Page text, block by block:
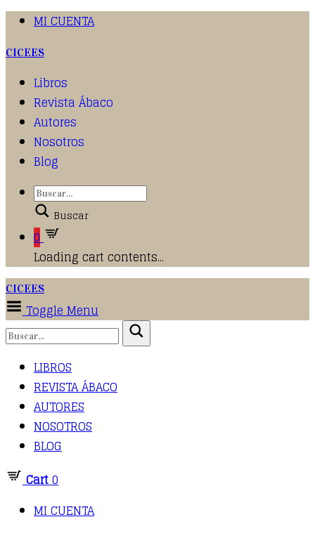
MI CUENTA
CICEES
Libros
Revista Ábaco
Autores
Nosotros
Blog
Buscar
0
Loading cart contents...
CICEES
Toggle Menu
LIBROS
REVISTA ÁBACO
AUTORES
NOSOTROS
BLOG
Cart0
MI CUENTA